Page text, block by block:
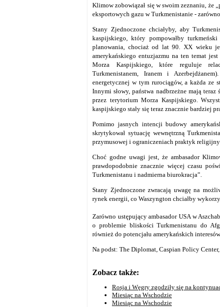
Klimow zobowiązał się w swoim zeznaniu,
eksportowych gazu w Turkmenistanie -
Stany Zjednoczone chciałyby, aby
kaspijskiego, który pompowałby
planowania, chociaż od lat 90. XX wieku
amerykańskiego entuzjazmu na ten temat
Morza Kaspijskiego, które reguluje
Turkmenistanem, Iranem i
energetycznej w tym rurociągów, a każda ze
Innymi słowy, państwa nadbrzeżne mają
przez terytorium Morza Kaspijskiego.
kaspijskiego stały się teraz znacznie bardziej
Pomimo jasnych intencji budowy
skrytykował sytuację wewnętrzną
przymusowej i ograniczeniach praktyk
Choć godne uwagi jest, że ambasador
prawdopodobnie znacznie więcej czasu
Turkmenistanu i nadmierna biurokracja”.
Stany Zjednoczone zwracają uwagę na
rynek energii, co Waszyngton chciałby
Zarówno ustępujący ambasador USA w
o problemie bliskości Turkmenistanu do
również do potencjału amerykańskich
Na podst: The Diplomat, Caspian Policy
Zobacz także:
Rosja i Węgry zgodziły się na
Miesiąc na Wschodzie
Miesiąc na Wschodzie